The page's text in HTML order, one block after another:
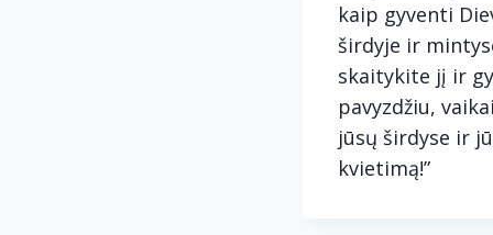
kaip gyventi
širdyje ir
skaitykite jį ir
pavyzdžiu,
jūsų širdyse ir
kvietimą!”